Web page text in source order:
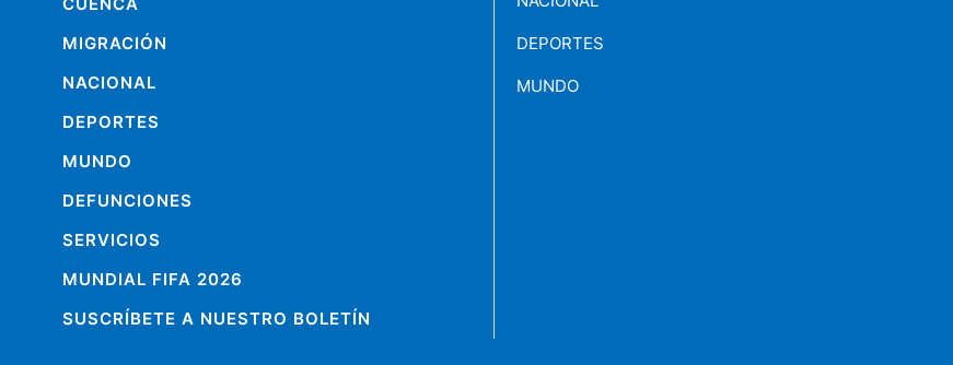
MIGRACIÓN
NACIONAL
DEPORTES
MUNDO
DEFUNCIONES
SERVICIOS
MUNDIAL FIFA 2026
SUSCRÍBETE A NUESTRO BOLETÍN
DEPORTES
MUNDO